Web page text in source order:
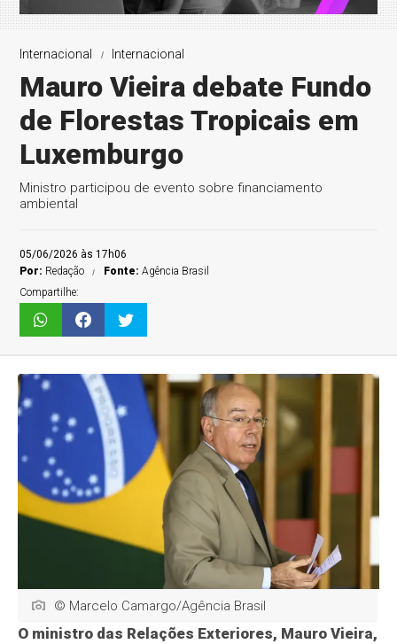
Internacional Internacional
Mauro Vieira debate Fundo
de Florestas Tropicais em
Luxemburgo
Ministro participou de evento sobre financiamento
ambiental
05/06/2026 às 17h06
Por: Redação Fonte:Agência Brasil
Compartilhe:
© Marcelo Camargo/Agência Brasil
O ministro das Relações Exteriores, Mauro Vieira,